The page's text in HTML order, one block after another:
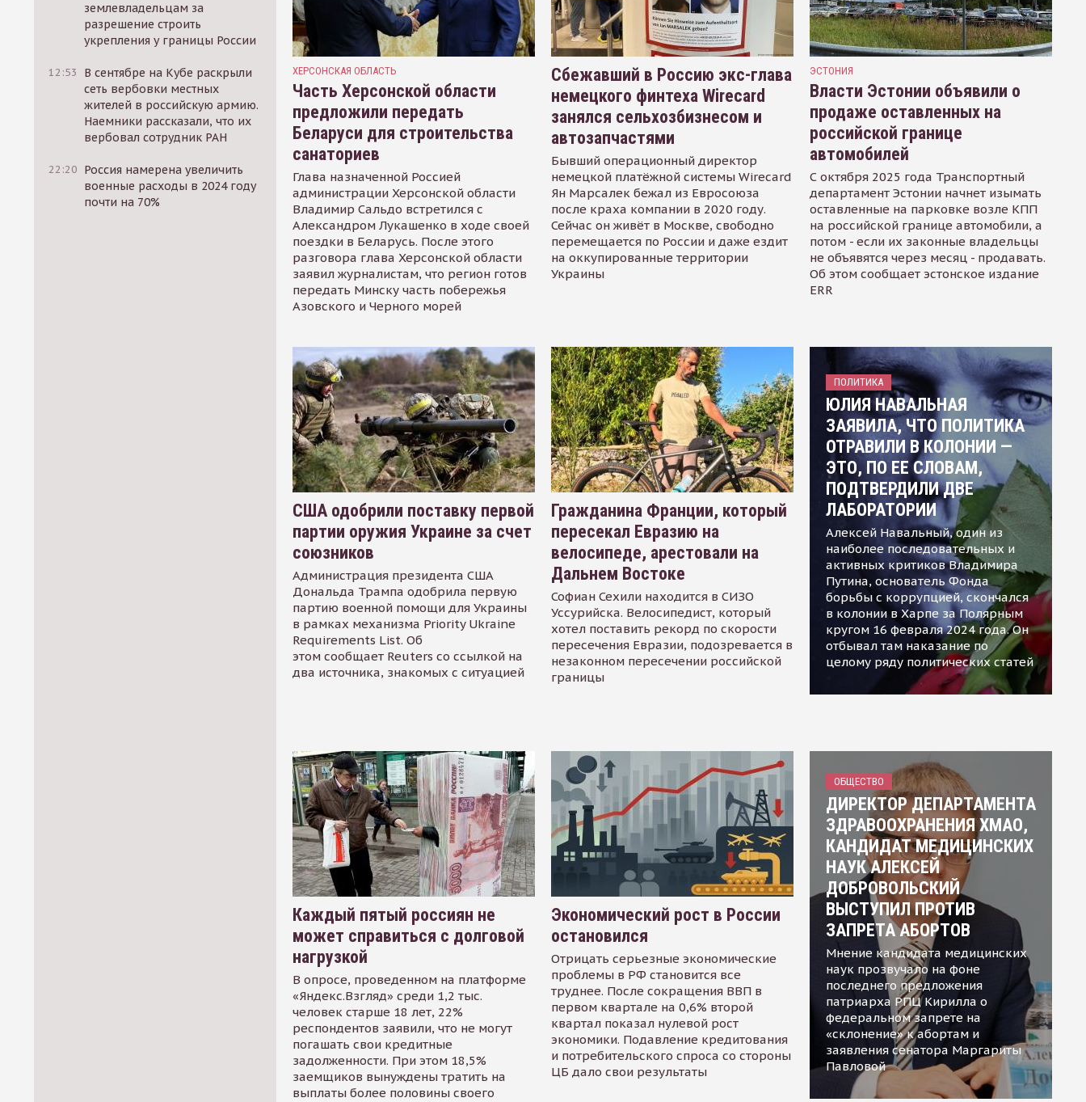
землевладельцам за
разрешение строить
укрепления у границы России
12:53
В сентябре на Кубе раскрыли
сеть вербовки местных
жителей в российскую армию.
Наемники рассказали, что их
вербовал сотрудник РАН
22:20 Россия намерена увеличить
военные расходы в 2024 году
почти на 70%
ХЕРСОНСКАЯ ОБЛАСТЬ
Часть Херсонской области
предложили передать
Беларуси для строительства
санаториев
Глава назначенной Россией
администрации Херсонской области
Владимир Сальдо встретился с
Александром Лукашенко в ходе своей
поездки в Беларусь. После этого
разговора глава Херсонской области
заявил журналистам, что регион готов
передать Минску часть побережья
Азовского и Черного морей
Сбежавший в Россию экс-глава
немецкого финтеха Wirecard
занялся сельхозбизнесом и
автозапчастями
Бывший операционный директор
немецкой платёжной системы Wirecard
Ян Марсалек бежал из Евросоюза
после краха компании в 2020 году.
Сейчас он живёт в Москве, свободно
перемещается по России и даже ездит
на оккупированные территории
Украины
ЭСТОНИЯ
Власти Эстонии объявили о
продаже оставленных на
российской границе
автомобилей
С октября 2025 года Транспортный
департамент Эстонии начнет изымать
оставленные на парковке возле КПП
на российской границе автомобили, а
потом - если их законные владельцы
не объявятся через месяц - продавать.
Об этом сообщает эстонское издание
ERR
США одобрили поставку первой
партии оружия Украине за счет
союзников
Администрация президента США
Дональда Трампа одобрила первую
партию военной помощи для Украины
в рамках механизма Priority Ukraine
Requirements List. Об
этом сообщает Reuters со ссылкой на
два источника, знакомых с ситуацией
Гражданина Франции, который
пересекал Евразию на
велосипеде, арестовали на
Дальнем Востоке
Софиан Сехили находится в СИЗО
Уссурийска. Велосипедист, который
хотел поставить рекорд по скорости
пересечения Евразии, подозревается в
незаконном пересечении российской
границы
ПОЛИТИКА
ЮЛИЯ НАВАЛЬНАЯ
ЗАЯВИЛА, ЧТО ПОЛИТИКА
ОТРАВИЛИ В КОЛОНИИ —
ЭТО, ПО ЕЕ СЛОВАМ,
ПОДТВЕРДИЛИ ДВЕ
ЛАБОРАТОРИИ
Алексей Навальный, один из
наиболее последовательных и
активных критиков Владимира
Путина, основатель Фонда
борьбы с коррупцией, скончался
в колонии в Харпе за Полярным
кругом 16 февраля 2024 года. Он
отбывал там наказание по
целому ряду политических статей
Каждый пятый россиян не
может справиться с долговой
нагрузкой
В опросе, проведенном на платформе
«Яндекс.Взгляд» среди 1,2 тыс.
человек старше 18 лет, 22%
респондентов заявили, что не могут
погашать свои кредитные
задолженности. При этом 18,5%
заемщиков вынуждены тратить на
выплаты более половины своего
Экономический рост в России
остановился
Отрицать серьезные экономические
проблемы в РФ становится все
труднее. После сокращения ВВП в
первом квартале на 0,6% второй
квартал показал нулевой рост
экономики. Подавление кредитования
и потребительского спроса со стороны
ЦБ дало свои результаты
ОБЩЕСТВО
ДИРЕКТОР ДЕПАРТАМЕНТА
ЗДРАВООХРАНЕНИЯ ХМАО,
КАНДИДАТ МЕДИЦИНСКИХ
НАУК АЛЕКСЕЙ
ДОБРОВОЛЬСКИЙ
ВЫСТУПИЛ ПРОТИВ
ЗАПРЕТА АБОРТОВ
Мнение кандидата медицинских
наук прозвучало на фоне
последнего предложения
патриарха РПЦ Кирилла о
федеральном запрете на
«склонение» к абортам и
заявления сенатора Маргариты
Павловой